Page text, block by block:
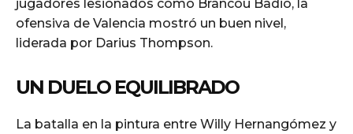
jugadores lesionados como Brancou Badio, la
ofensiva de Valencia mostró un buen nivel,
liderada por Darius Thompson.
UN DUELO EQUILIBRADO
La batalla en la pintura entre Willy Hernangómez y